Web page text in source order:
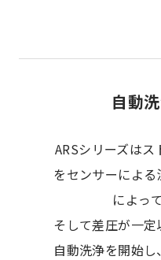
自動
ARSシリーズは
をセンサーによ
によっ
そして差圧が一
自動洗浄を開始